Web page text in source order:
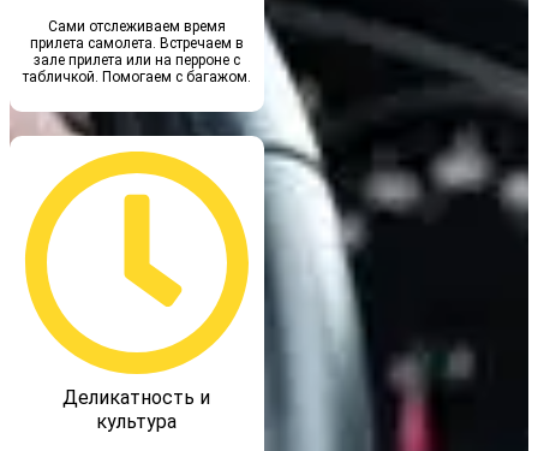
Сами отслеживаем время
прилета самолета. Встречаем в
зале прилета или на перроне с
табличкой. Помогаем с багажом.
Деликатность и
культура